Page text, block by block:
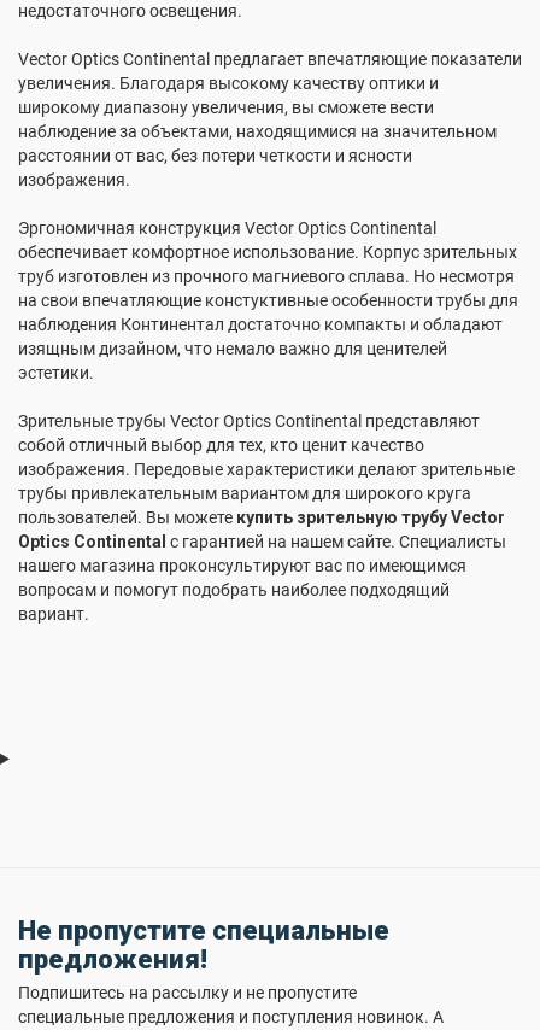
недостаточного освещения.
Vector Optics Continental предлагает впечатляющие показатели
увеличения. Благодаря высокому качеству оптики и
широкому диапазону увеличения, вы сможете вести
наблюдение за объектами, находящимися на значительном
расстоянии от вас, без потери четкости и ясности
изображения.
Эргономичная конструкция Vector Optics Continental
обеспечивает комфортное использование. Корпус зрительных
труб изготовлен из прочного магниевого сплава. Но несмотря
на свои впечатляющие констуктивные особенности трубы для
наблюдения Континентал достаточно компакты и обладают
изящным дизайном, что немало важно для ценителей
эстетики.
Зрительные трубы Vector Optics Continental представляют
собой отличный выбор для тех, кто ценит качество
изображения. Передовые характеристики делают зрительные
трубы привлекательным вариантом для широкого круга
пользователей. Вы можете купить зрительную трубу Vector
Optics Continental с гарантией на нашем сайте. Специалисты
нашего магазина проконсультируют вас по имеющимся
вопросам и помогут подобрать наиболее подходящий
вариант.
Не пропустите специальные
предложения!
Подпишитесь на рассылку и не пропустите
специальные предложения и поступления новинок. А